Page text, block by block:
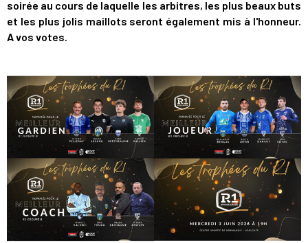
soirée au cours de laquelle les arbitres, les plus beaux buts
et les plus jolis maillots seront également mis à l'honneur.
A vos votes.